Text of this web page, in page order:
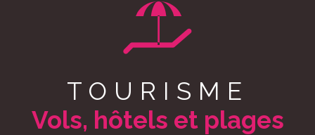
TOURISME
Vols, hôtels et plages